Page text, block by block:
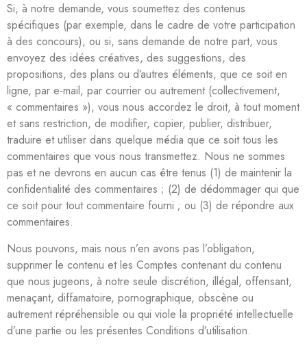
Si, à notre demande, vous soumettez des contenus
spécifiques (par exemple, dans le cadre de votre participation
à des concours), ou si, sans demande de notre part, vous
envoyez des idées créatives, des suggestions, des
propositions, des plans ou d’autres éléments, que ce soit en
ligne, par e-mail, par courrier ou autrement (collectivement,
« commentaires »), vous nous accordez le droit, à tout moment
et sans restriction, de modifier, copier, publier, distribuer,
traduire et utiliser dans quelque média que ce soit tous les
commentaires que vous nous transmettez. Nous ne sommes
pas et ne devrons en aucun cas être tenus (1) de maintenir la
confidentialité des commentaires ; (2) de dédommager qui que
ce soit pour tout commentaire fourni ; ou (3) de répondre aux
commentaires.
Nous pouvons, mais nous n’en avons pas l’obligation,
supprimer le contenu et les Comptes contenant du contenu
que nous jugeons, à notre seule discrétion, illégal, offensant,
menaçant, diffamatoire, pornographique, obscène ou
autrement répréhensible ou qui viole la propriété intellectuelle
d’une partie ou les présentes Conditions d’utilisation.